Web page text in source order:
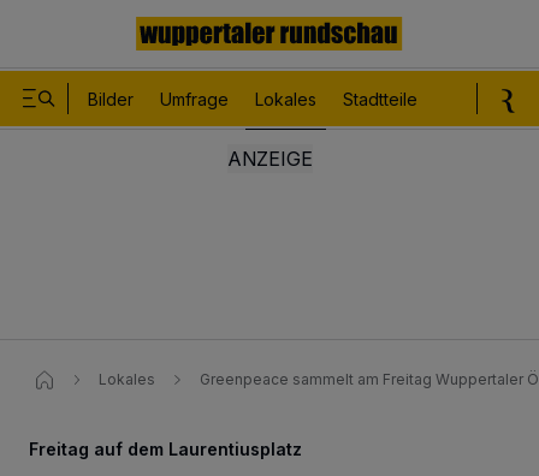
Bilder Umfrage Lokales Stadtteile
Lokales Greenpeace sammelt am Freitag Wuppertaler
Freitag auf dem Laurentiusplatz